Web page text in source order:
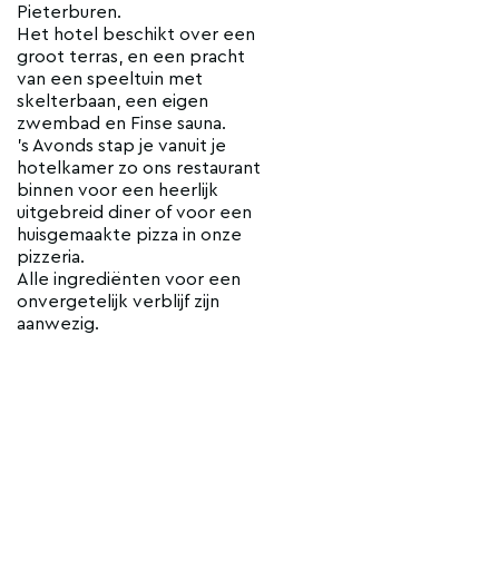
Pieterburen.
Het hotel beschikt over een
groot terras, en een pracht
van een speeltuin met
skelterbaan, een eigen
zwembad en Finse sauna.
’s Avonds stap je vanuit je
hotelkamer zo ons restaurant
binnen voor een heerlijk
uitgebreid diner of voor een
huisgemaakte pizza in onze
pizzeria.
Alle ingrediënten voor een
onvergetelijk verblijf zijn
aanwezig.